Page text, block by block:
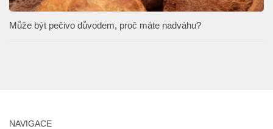
Může být pečivo důvodem, proč máte nadváhu?
NAVIGACE